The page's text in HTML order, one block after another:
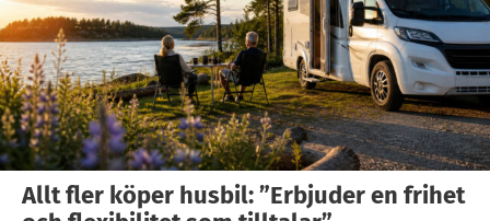
Allt fler köper husbil: ”Erbjuder en frihet